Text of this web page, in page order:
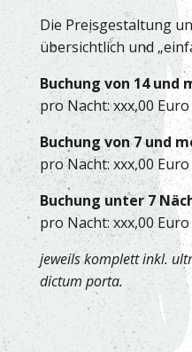
Die Preisgestaltung
übersichtlich und
Buchung von 14 und
pro Nacht: xxx,00 Euro
Buchung von 7 und
pro Nacht: xxx,00 Euro
Buchung unter 7
pro Nacht: xxx,00 Euro
jeweils komplett inkl.
dictum porta.